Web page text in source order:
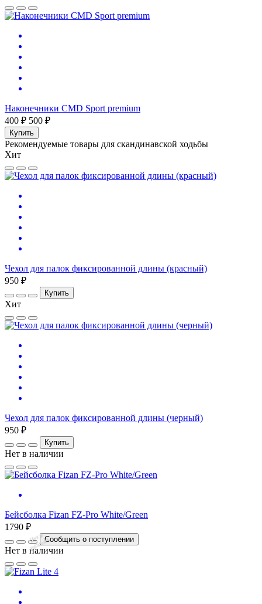
Наконечники CMD Sport premium
400 ₽ 500 ₽
Купить
Рекомендуемые товары для скандинавской ходьбы
Хит
Чехол для палок фиксированной длины (красный)
950 ₽
Купить
Хит
Чехол для палок фиксированной длины (черный)
950 ₽
Купить
Нет в наличии
Бейсболка Fizan FZ-Pro White/Green
Нет
в
на
л
и
ч
и
и
1790 ₽
Сообщить о поступлении
Нет в наличии